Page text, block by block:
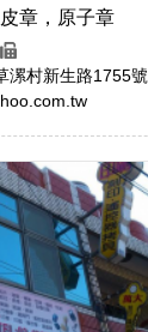
章，原子章
漯村新生路1755號